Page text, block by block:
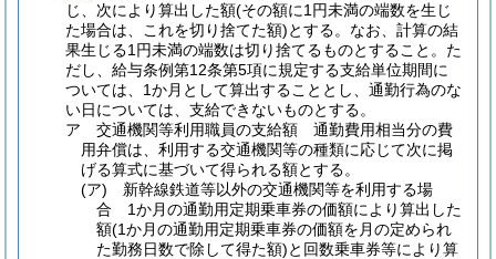
じ、次により算出した額(その額に1円未満の端数を生じ
た場合は、これを切り捨てた額)とする。 なお、計算の結
果生じる1円未満の端数は切り捨てるものとすること。 た
だし、給与条例第12条第5項に規定する支給単位期間に
ついては、1か月として算出することとし、通勤行為のな
い日については、支給できないものとする。
ア
交通機関等利用職員の支給額 通勤費用相当分の費
用弁償は、利用する交通機関等の種類に応じて次に掲
げる算式に基づいて得られる額とする。
(ア)
新幹線鉄道等以外の交通機関等を利用する場
合 1か月の通勤用定期乗車券の価額により算出した
額(1か月の通勤用定期乗車券の価額を月の定められ
た勤務日数で除して得た額)と回数乗車券等により算